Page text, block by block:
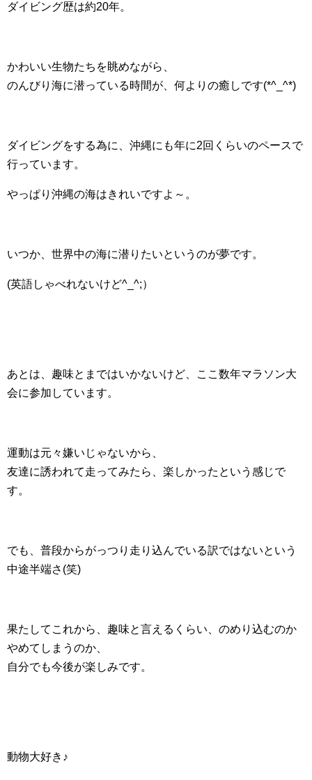
ダイビング歴は約20年。
かわいい生物たちを眺めながら、
のんびり海に潜っている時間が、何よりの癒しです(*^_^*)
ダイビングをする為に、沖縄にも年に2回くらいのペースで
行っています。
やっぱり沖縄の海はきれいですよ～。
いつか、世界中の海に潜りたいというのが夢です。
(英語しゃべれないけど^_^;）
あとは、趣味とまではいかないけど、ここ数年マラソン大
会に参加しています。
運動は元々嫌いじゃないから、
友達に誘われて走ってみたら、楽しかったという感じで
す。
でも、普段からがっつり走り込んでいる訳ではないという
中途半端さ(笑)
果たしてこれから、趣味と言えるくらい、のめり込むのか
やめてしまうのか、
自分でも今後が楽しみです。
動物大好き♪